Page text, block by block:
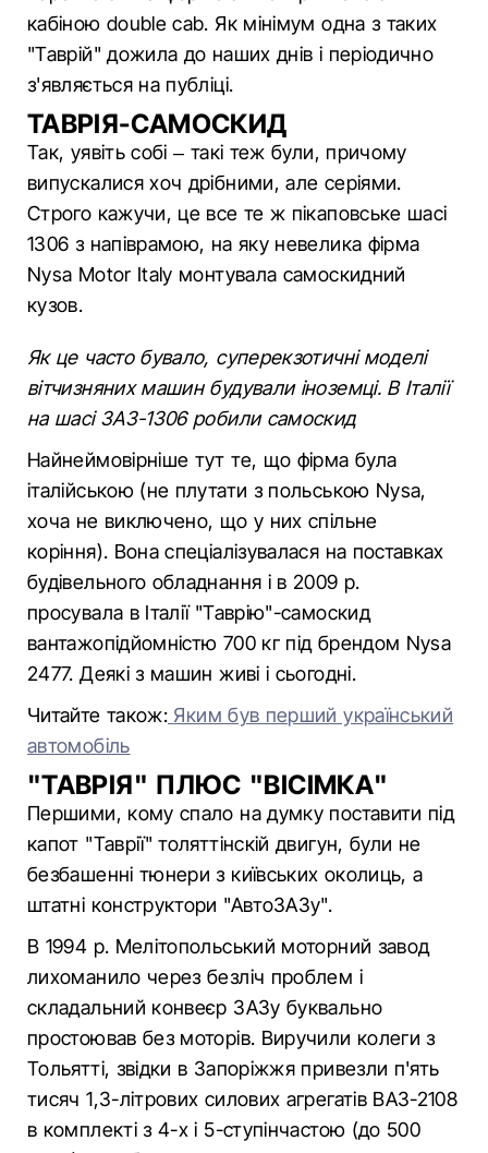
кабіною double cab. Як мінімум одна з таких
"Таврій" дожила до наших днів і періодично
з'являється на публіці.
ТАВРІЯ-САМОСКИД
Так, уявіть собі – такі теж були, причому
випускалися хоч дрібними, але серіями.
Строго кажучи, це все те ж пікаповське шасі
1306 з напіврамою, на яку невелика фірма
Nysa Motor Italy монтувала самоскидний
кузов.
Як це часто бувало, суперекзотичні моделі
вітчизняних машин будували іноземці. В Італії
на шасі ЗАЗ-1306 робили самоскид
Найнеймовірніше тут те, що фірма була
італійською (не плутати з польською Nysa,
хоча не виключено, що у них спільне
коріння). Вона спеціалізувалася на поставках
будівельного обладнання і в 2009 р.
просувала в Італії "Таврію"-самоскид
вантажопідйомністю 700 кг під брендом Nysa
2477. Деякі з машин живі і сьогодні.
Читайте також: Яким був перший український
автомобіль
"ТАВРІЯ" ПЛЮС "ВІСІМКА"
Першими, кому спало на думку поставити під
капот "Таврії" толяттінскій двигун, були не
безбашенні тюнери з київських околиць, а
штатні конструктори "АвтоЗАЗу".
В 1994 р. Мелітопольський моторний завод
лихоманило через безліч проблем і
складальний конвеєр ЗАЗу буквально
простоював без моторів. Виручили колеги з
Тольятті, звідки в Запоріжжя привезли п'ять
тисяч 1,3-літрових силових агрегатів ВАЗ-2108
в комплекті з 4-х і 5-ступінчастою (до 500